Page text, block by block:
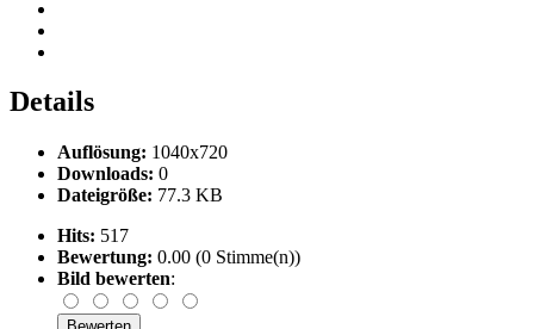
Details
Auflösung: 1040x720
Downloads: 0
Dateigröße: 77.3 KB
Hits: 517
Bewertung: 0.00 (0 Stimme(n))
Bild bewerten: